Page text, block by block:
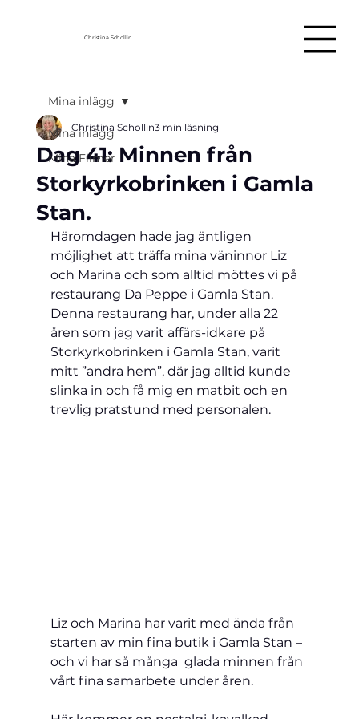
Christina Schollin
Mina inlägg
Mina Filmer
Mina inlägg
Dag 41: Minnen från
Storkyrkobrinken i Gamla
Stan.
Christina Schollin3 min läsning
Häromdagen hade jag äntligen
möjlighet att träffa mina väninnor Liz
och Marina och som alltid möttes vi på
restaurang Da Peppe i Gamla Stan.
Denna restaurang har, under alla 22
åren som jag varit affärs-idkare på
Storkyrkobrinken i Gamla Stan, varit
mitt ”andra hem”, där jag alltid kunde
slinka in och få mig en matbit och en
trevlig pratstund med personalen.
Liz och Marina har varit med ända från
starten av min fina butik i Gamla Stan –
och vi har så många  glada minnen från
vårt fina samarbete under åren.